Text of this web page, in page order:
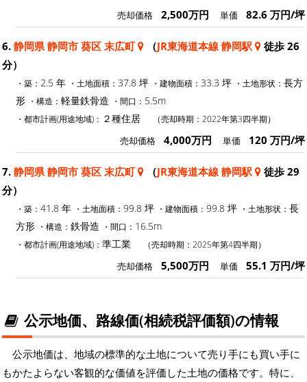
売却価格 2,500万円 単価 82.6 万円/坪
6. 静岡県 静岡市 葵区 末広町 （JR東海道本線 静岡駅
徒歩 26
分）
・築： 2.5 年 ・土地面積： 37.8 坪 ・建物面積： 33.3 坪 ・土地形状： 長方
形 ・構造： 軽量鉄骨造 ・間口： 5.5m
・都市計画(用途地域)： ２種住居 （売却時期：2022年第3四半期）
売却価格 4,000万円 単価 120 万円/坪
7. 静岡県 静岡市 葵区 末広町 （JR東海道本線 静岡駅
徒歩 29
分）
・築： 41.8 年 ・土地面積： 99.8 坪 ・建物面積： 99.8 坪 ・土地形状： 長
方形 ・構造： 鉄骨造 ・間口： 16.5m
・都市計画(用途地域)： 準工業 （売却時期：2025年第4四半期）
売却価格 5,500万円 単価 55.1 万円/坪
公示地価、路線価(相続税評価額)の情報
公示地価は、地域の標準的な土地について売り手にも買い手に
もかたよらない客観的な価値を評価した土地の価格です。特に、